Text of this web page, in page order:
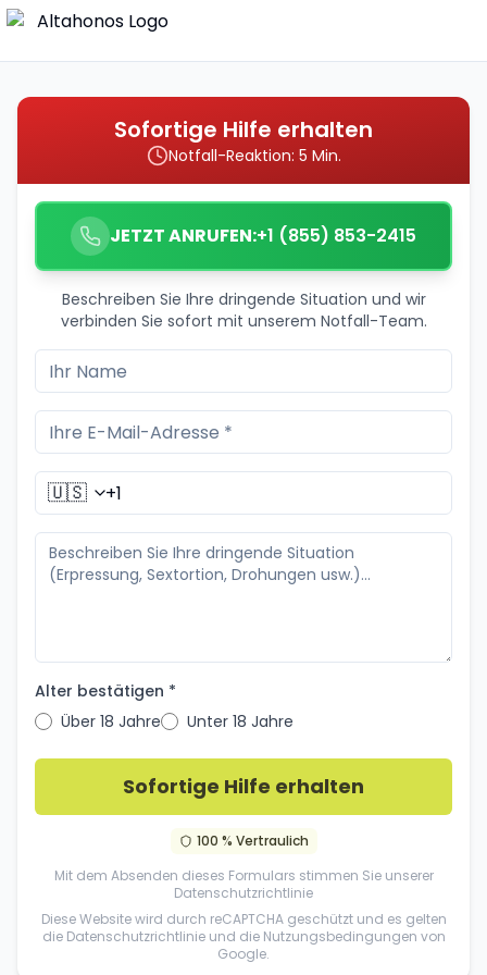
Sofortige Hilfe erhalten
Notfall-Reaktion: 5 Min.
JETZT ANRUFEN:+1 (855) 853-2415
Beschreiben Sie Ihre dringende Situation und wir
verbinden Sie sofort mit unserem Notfall-Team.
🇺🇸
Alter bestätigen *
Über 18 Jahre
Unter 18 Jahre
Sofortige Hilfe erhalten
100 % Vertraulich
Mit dem Absenden dieses Formulars stimmen Sie unserer
Datenschutzrichtlinie
Diese Website wird durch reCAPTCHA geschützt und es gelten
die Datenschutzrichtlinie und die Nutzungsbedingungen von
Google.